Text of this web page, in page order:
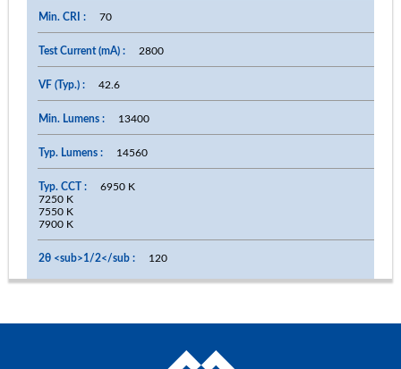
70
2800
42.6
13400
14560
6950 K
7250 K
7550 K
7900 K
120